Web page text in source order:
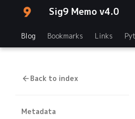
Sig9 Memo v4.0
Blog Bookmarks Links
Back to index
Metadata